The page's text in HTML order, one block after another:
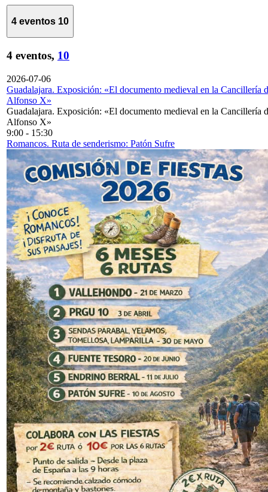
4 eventos 10
4 eventos, 10
2026-07-06
Guadalajara. Exposición: «El documento medieval en la Cancillería
Alfonso X»
Guadalajara. Exposición: «El documento medieval en la Cancillería
Alfonso X»
9:00 - 15:30
Romancos. Ruta de senderismo: Patón Sufre